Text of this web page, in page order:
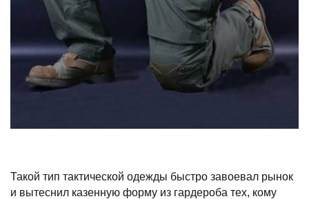
Такой тип тактической одежды быстро завоевал рынок
и вытеснил казенную форму из гардероба тех, кому